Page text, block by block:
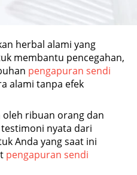
herbal alami yang
membantu pencegahan,
alami tanpa efek
ribuan orang dan
nyata dari
Anda yang saat ini